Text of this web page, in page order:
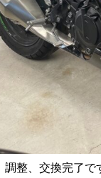
調整、交換完了で